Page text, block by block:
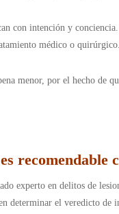
con intención y
médico o
menor, por el hecho de
recomendable
experto en delitos de
determinar el veredicto